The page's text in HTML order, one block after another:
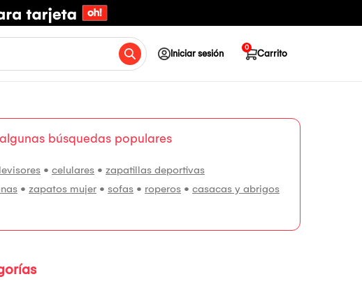
Iniciar sesión Carrito
0
búsquedas populares
• celulares • zapatillas deportivas
• zapatos mujer • sofas • roperos • casacas y abrigos